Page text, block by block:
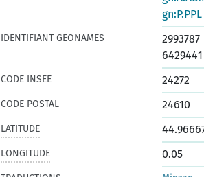
gn:P.PPL
IDENTIFIANT GEONAMES
2993787
6429441
CODE INSEE 24272
CODE POSTAL 24610
LATITUDE
LONGITUDE 0.05